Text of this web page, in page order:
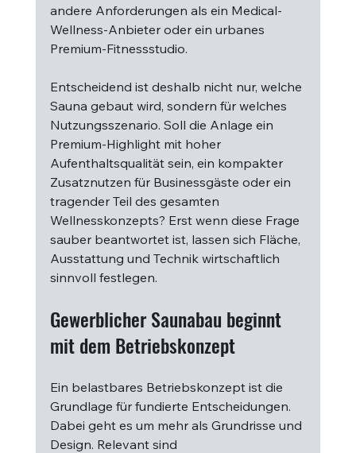
andere Anforderungen als ein Medical-
Wellness-Anbieter oder ein urbanes
Premium-Fitnessstudio.
Entscheidend ist deshalb nicht nur, welche
Sauna gebaut wird, sondern für welches
Nutzungsszenario. Soll die Anlage ein
Premium-Highlight mit hoher
Aufenthaltsqualität sein, ein kompakter
Zusatznutzen für Businessgäste oder ein
tragender Teil des gesamten
Wellnesskonzepts? Erst wenn diese Frage
sauber beantwortet ist, lassen sich Fläche,
Ausstattung und Technik wirtschaftlich
sinnvoll festlegen.
Gewerblicher Saunabau beginnt
mit dem Betriebskonzept
Ein belastbares Betriebskonzept ist die
Grundlage für fundierte Entscheidungen.
Dabei geht es um mehr als Grundrisse und
Design. Relevant sind